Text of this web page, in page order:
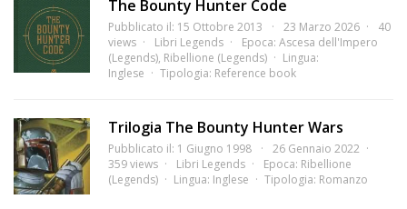
The Bounty Hunter Code
Pubblicato il: 15 Ottobre 2013 23 Marzo 2026
40
views
Libri Legends Epoca: Ascesa dell'Impero
(Legends), Ribellione (Legends)
Lingua:
Inglese
Tipologia: Reference book
Trilogia The Bounty Hunter Wars
Pubblicato il: 1 Giugno 1998
26 Gennaio 2022
359 views
Libri Legends Epoca: Ribellione
(Legends)
Lingua: Inglese Tipologia: Romanzo